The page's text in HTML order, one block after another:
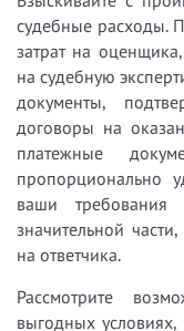
судебные расходы.
затрат на
на судебную
документы,
договоры на
платежные
пропорционально
ваши требования
значительной
на ответчика.
Рассмотрите
выгодных условиях,